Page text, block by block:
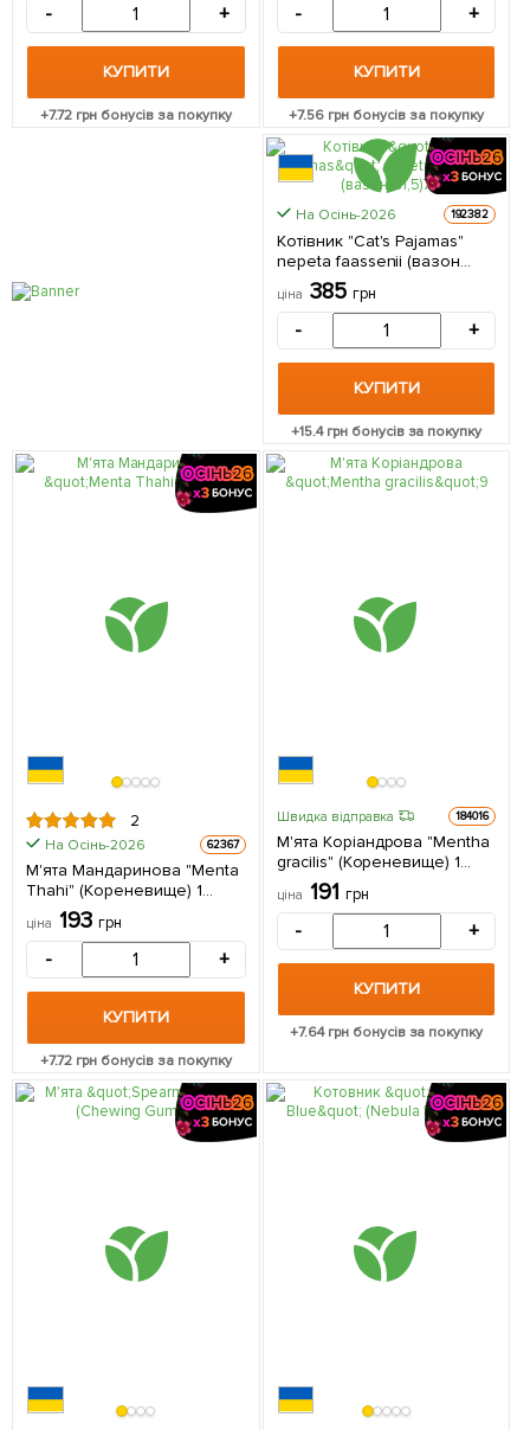
- +
КУПИТИ
+7.72 грн бонусів за покупку
- +
КУПИТИ
+7.56 грн бонусів за покупку
КРУПНОМІР
На Осінь-2026 192382
Котівник "Cat's Pajamas"
nepeta faassenii (вазон
С1,5) 1 саджанець в
упаковці
ціна 385 грн
- +
КУПИТИ
+15.4грн бонусів за покупку
2
На Осінь-2026 62367
М'ята Мандаринова "Menta
Thahi" (Кореневище) 1
саджанець в упаковці
ціна 193 грн
- +
КУПИТИ
+7.72 грн бонусів за покупку
Швидка відправка 184016
М'ята Коріандрова "Mentha
gracilis" (Кореневище) 1
саджанець в упаковці
ціна 191 грн
- +
КУПИТИ
+7.64грн бонусів за покупку